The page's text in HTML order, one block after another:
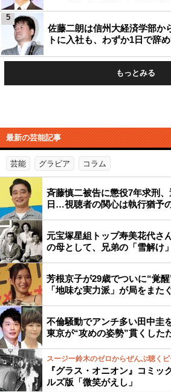
佐藤二朗は信州大経済学部か
トに入社も、わずか1日で辞
5
もっとみる
最新の芸能記事
芸能 グラビア コラム
斉藤慎二被告に懲役7年求刑
日…視聴者の関心は執行猶予
元宝塚星組トップ寿美花代さ
の母として、兄弟の「雪解け
芳根京子が29歳でついに“覚
「地味な実力派」が局をまた
不倫騒動でアンチ多い田中圭
東京が“攻めの姿勢”貫くした
スージー鈴木のゼロからぜんぶ聴く
『グラス・オニオン』コミッ
ルズ版「微笑がえし」